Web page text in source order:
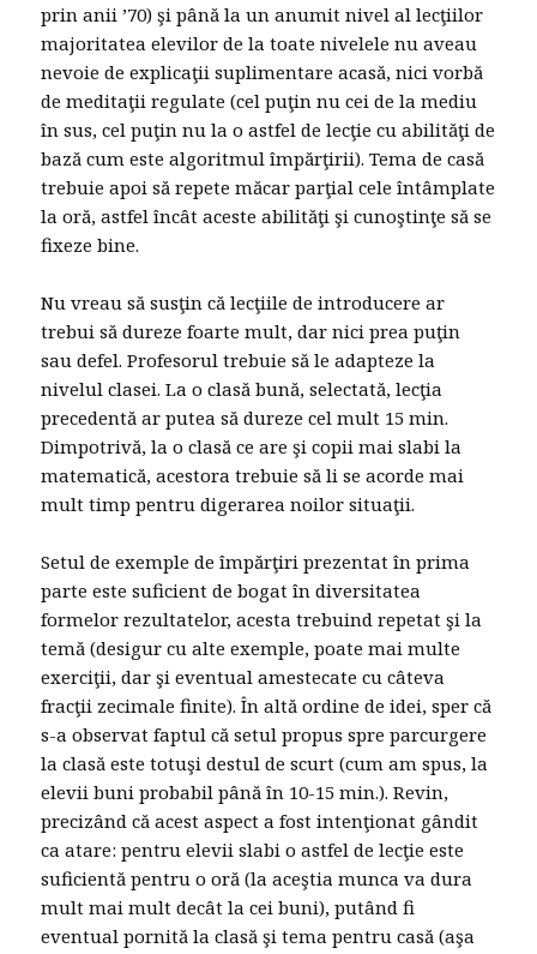
prin anii ’70) şi până la un anumit nivel al lecţiilor
majoritatea elevilor de la toate nivelele nu aveau
nevoie de explicaţii suplimentare acasă, nici vorbă
de meditaţii regulate (cel puţin nu cei de la mediu
în sus, cel puţin nu la o astfel de lecţie cu abilităţi de
bază cum este algoritmul împărţirii). Tema de casă
trebuie apoi să repete măcar parţial cele întâmplate
la oră, astfel încât aceste abilităţi şi cunoştinţe să se
fixeze bine.
Nu vreau să susţin că lecţiile de introducere ar
trebui să dureze foarte mult, dar nici prea puţin
sau defel. Profesorul trebuie să le adapteze la
nivelul clasei. La o clasă bună, selectată, lecţia
precedentă ar putea să dureze cel mult 15 min.
Dimpotrivă, la o clasă ce are şi copii mai slabi la
matematică, acestora trebuie să li se acorde mai
mult timp pentru digerarea noilor situaţii.
Setul de exemple de împărţiri prezentat în prima
parte este suficient de bogat în diversitatea
formelor rezultatelor, acesta trebuind repetat şi la
temă (desigur cu alte exemple, poate mai multe
exerciţii, dar şi eventual amestecate cu câteva
fracţii zecimale finite). În altă ordine de idei, sper că
s-a observat faptul că setul propus spre parcurgere
la clasă este totuşi destul de scurt (cum am spus, la
elevii buni probabil până în 10-15 min.). Revin,
precizând că acest aspect a fost intenţionat gândit
ca atare: pentru elevii slabi o astfel de lecţie este
suficientă pentru o oră (la aceştia munca va dura
mult mai mult decât la cei buni), putând fi
eventual pornită la clasă şi tema pentru casă (aşa